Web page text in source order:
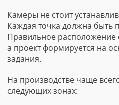
Камеры не стоит
Каждая точка должна быть
Правильное расположение
а проект формируется на
задания.
На производстве чаще
следующих зонах: